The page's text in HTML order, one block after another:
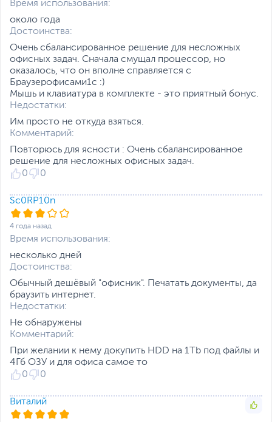
устройство
Слоты расширения
Отсеки для накопителей
2.5" - 2 внутренний, 5.25"
- 1 внешний, 3.5" - 3
Мощность блока
питания
Дополнительные
аксессуары
Проводная клавиатура
Цвет, используемый в
оформлении
Внимание
уточняйте при заказе
Дополнительно
Размеры и вес
Размеры (Ш х В х Г) 18 х 41 х 39 см
Вес изделия
Вес с упаковкой 6 кг
Заводские данные
Время использования:
около года
Достоинства:
Очень сбалансированное решение для несложных
офисных задач. Сначала смущал процессор, но
оказалось, что он вполне справляется с
Браузерофисами1с :)
Мышь и клавиатура в комплекте - это приятный бонус.
Недостатки:
Им просто не откуда взяться.
Комментарий:
Повторюсь для ясности : Очень сбалансированное
решение для несложных офисных задач.
0
0
Sc0RP10n
4 года назад
Время использования:
несколько дней
Достоинства:
Обычный дешёвый "офисник". Печатать документы, да
браузить интернет.
Недостатки:
Не обнаружены
Комментарий:
При желании к нему докупить HDD на 1Tb под файлы и
4Гб ОЗУ и для офиса самое то
0
0
Виталий